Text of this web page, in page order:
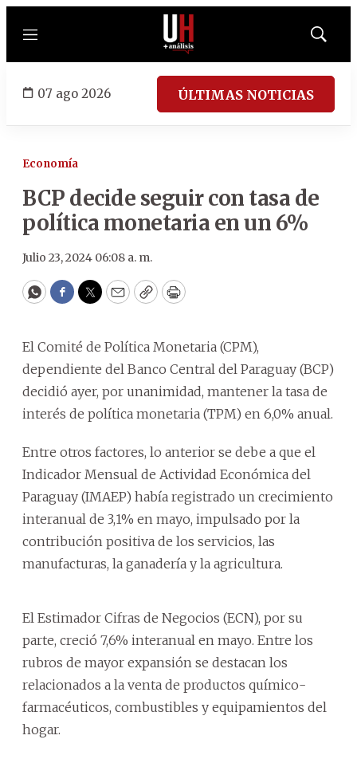
Menú
Mostrar
07 ago 2026 ÚLTIMAS NOTICIAS
Economía
BCP decide seguir con tasa de
política monetaria en un 6%
Julio 23, 2024 06:08 a. m.
WhatsApp
Facebook
Twitter
EmailCopyPrint
El Comité de Política Monetaria (CPM),
dependiente del Banco Central del Paraguay (BCP)
decidió ayer, por unanimidad, mantener la tasa de
interés de política monetaria (TPM) en 6,0% anual.
Entre otros factores, lo anterior se debe a que el
Indicador Mensual de Actividad Económica del
Paraguay (IMAEP) había registrado un crecimiento
interanual de 3,1% en mayo, impulsado por la
contribución positiva de los servicios, las
manufacturas, la ganadería y la agricultura.
El Estimador Cifras de Negocios (ECN), por su
parte, creció 7,6% interanual en mayo. Entre los
rubros de mayor expansión se destacan los
relacionados a la venta de productos químico-
farmacéuticos, combustibles y equipamientos del
hogar.